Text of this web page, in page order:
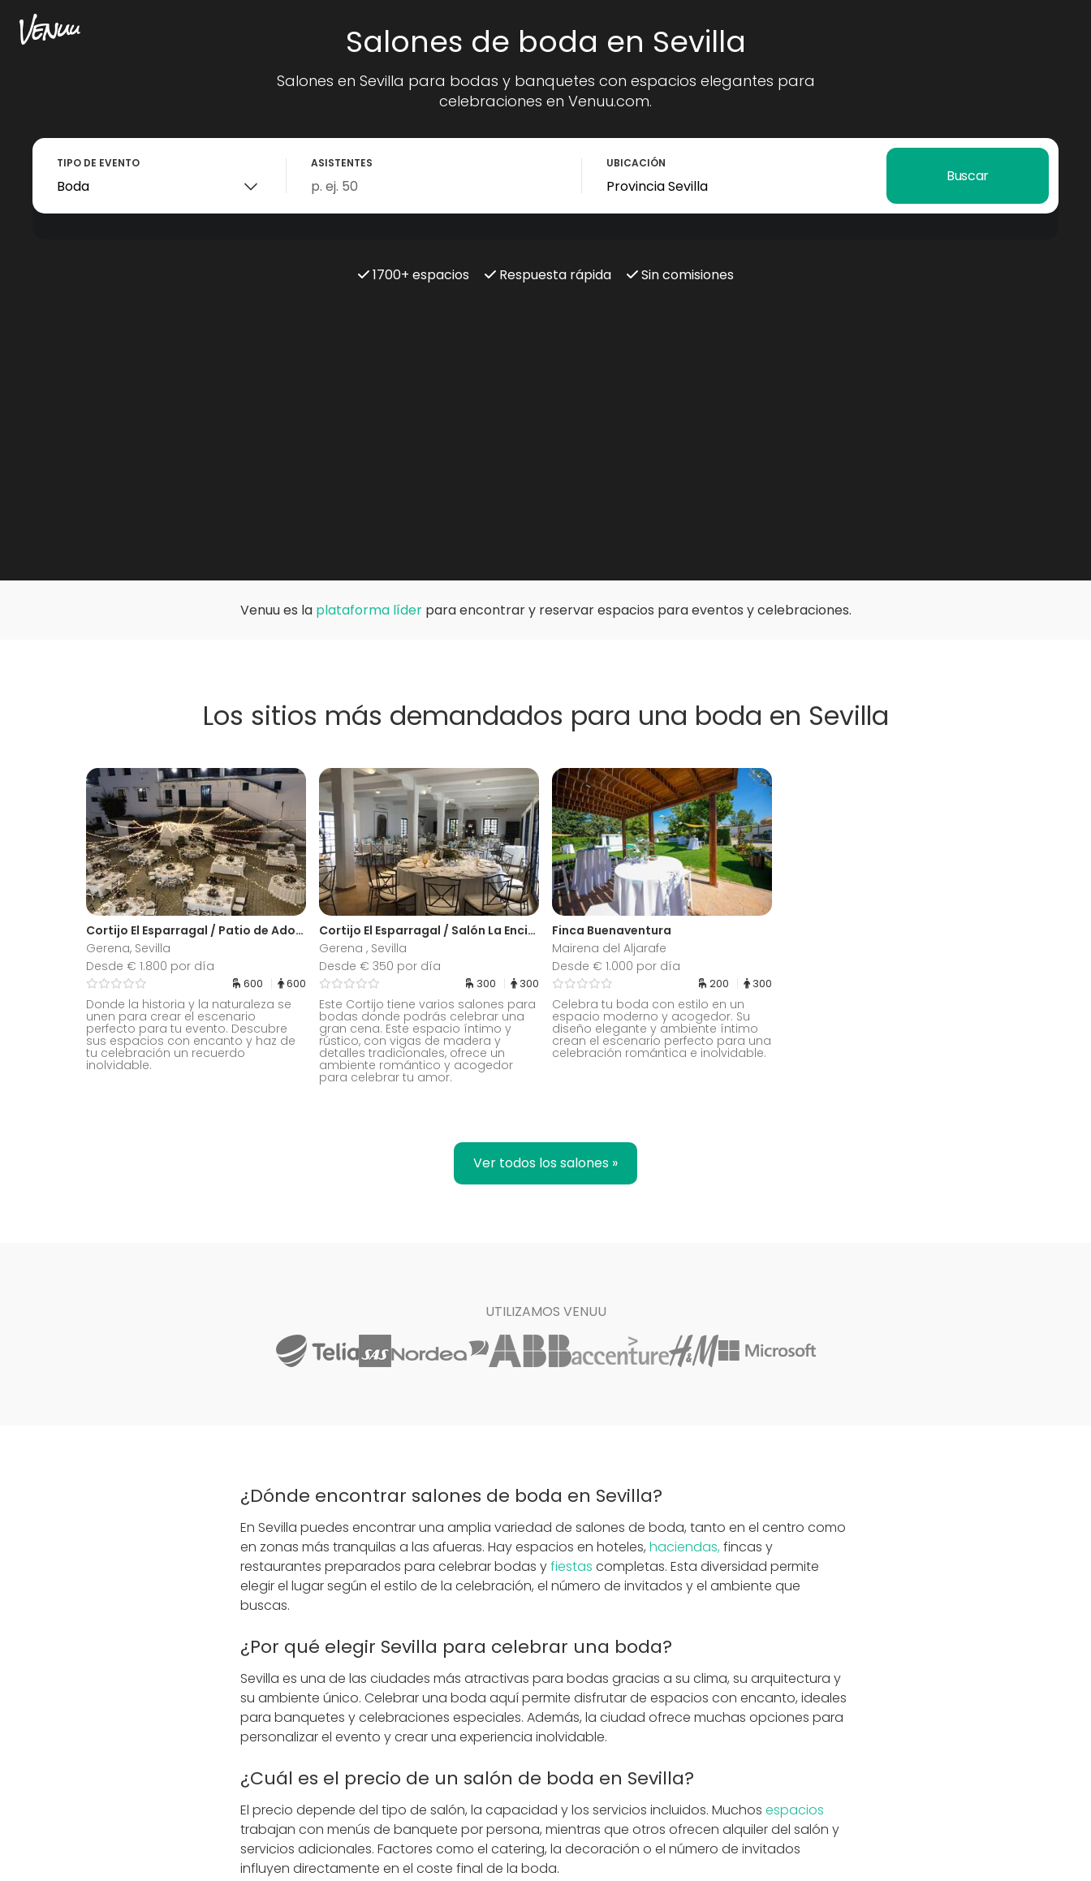
Salones de boda en Sevilla
Salones en Sevilla para bodas y banquetes con espacios elegantes para
celebraciones en Venuu.com.
TIPO DE EVENTO ASISTENTES UBICACIÓN
Buscar
1700+ espacios Respuesta rápida Sin comisiones
Venuu es la plataforma líderpara encontrar y reservar espacios para eventos y celebraciones.
Los sitios más demandados para una boda en Sevilla
Cortijo El Esparragal / Patio de Adoquines + Salones Interiores
Gerena, Sevilla
Desde € 1.800 por día
600 600
Donde la historia y la naturaleza se
unen para crear el escenario
perfecto para tu evento. Descubre
sus espacios con encanto y haz de
tu celebración un recuerdo
inolvidable.
Cortijo El Esparragal / Salón La Encina
Gerena , Sevilla
Desde € 350 por día
300 300
Este Cortijo tiene varios salones para
bodas donde podrás celebrar una
gran cena. Este espacio íntimo y
rústico, con vigas de madera y
detalles tradicionales, ofrece un
ambiente romántico y acogedor
para celebrar tu amor.
Finca Buenaventura
Mairena del Aljarafe
Desde € 1.000 por día
200 300
Celebra tu boda con estilo en un
espacio moderno y acogedor. Su
diseño elegante y ambiente íntimo
crean el escenario perfecto para una
celebración romántica e inolvidable.
Ver todos los salones »
UTILIZAMOS VENUU
¿Dónde encontrar salones de boda en Sevilla?
En Sevilla puedes encontrar una amplia variedad de salones de boda, tanto en el centro como
en zonas más tranquilas a las afueras. Hay espacios en hoteles, haciendas,fincas y
restaurantes preparados para celebrar bodas yfiestas completas. Esta diversidad permite
elegir el lugar según el estilo de la celebración, el número de invitados y el ambiente que
buscas.
¿Por qué elegir Sevilla para celebrar una boda?
Sevilla es una de las ciudades más atractivas para bodas gracias a su clima, su arquitectura y
su ambiente único. Celebrar una boda aquí permite disfrutar de espacios con encanto, ideales
para banquetes y celebraciones especiales. Además, la ciudad ofrece muchas opciones para
personalizar el evento y crear una experiencia inolvidable.
¿Cuál es el precio de un salón de boda en Sevilla?
El precio depende del tipo de salón, la capacidad y los servicios incluidos. Muchos espacios
trabajan con menús de banquete por persona, mientras que otros ofrecen alquiler del salón y
servicios adicionales. Factores como el catering, la decoración o el número de invitados
influyen directamente en el coste final de la boda.